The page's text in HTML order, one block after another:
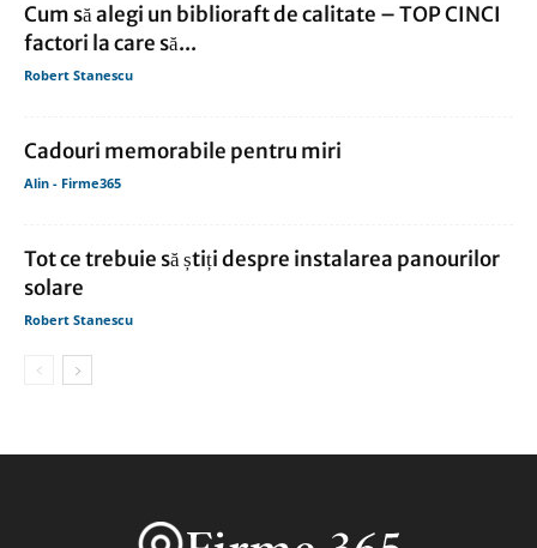
Cum să alegi un biblioraft de calitate – TOP CINCI
factori la care să...
Robert Stanescu
Cadouri memorabile pentru miri
Alin - Firme365
Tot ce trebuie să știți despre instalarea panourilor
solare
Robert Stanescu